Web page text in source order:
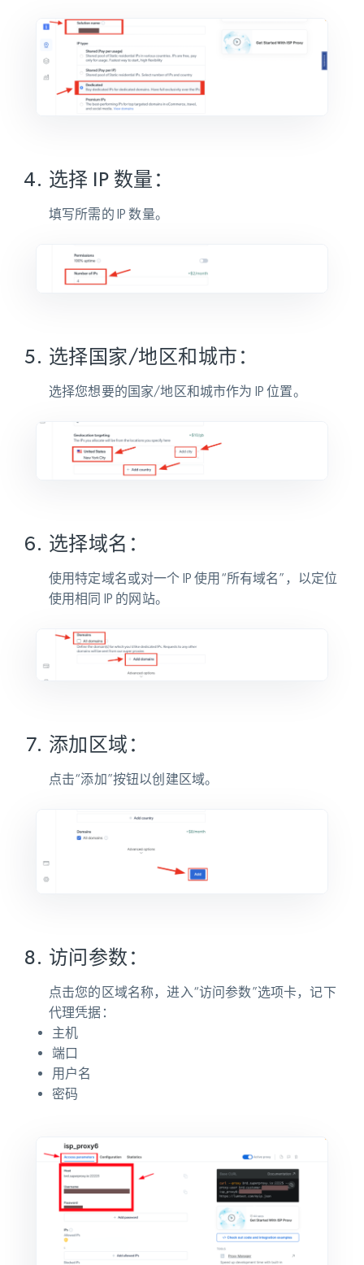
选择 IP 数量：
填写所需的 IP 数量。
选择国家/地区和城市：
选择您想要的国家/地区和城市作为 IP 位置。
选择域名：
使用特定域名或对一个 IP 使用“所有域名”，以定位
使用相同 IP 的网站。
添加区域：
点击“添加”按钮以创建区域。
访问参数：
点击您的区域名称，进入“访问参数”选项卡，记下
代理凭据：
主机
端口
用户名
密码